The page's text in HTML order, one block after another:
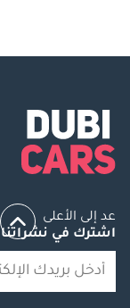
عد إلى الأعلى
اشترك في نشراتنا